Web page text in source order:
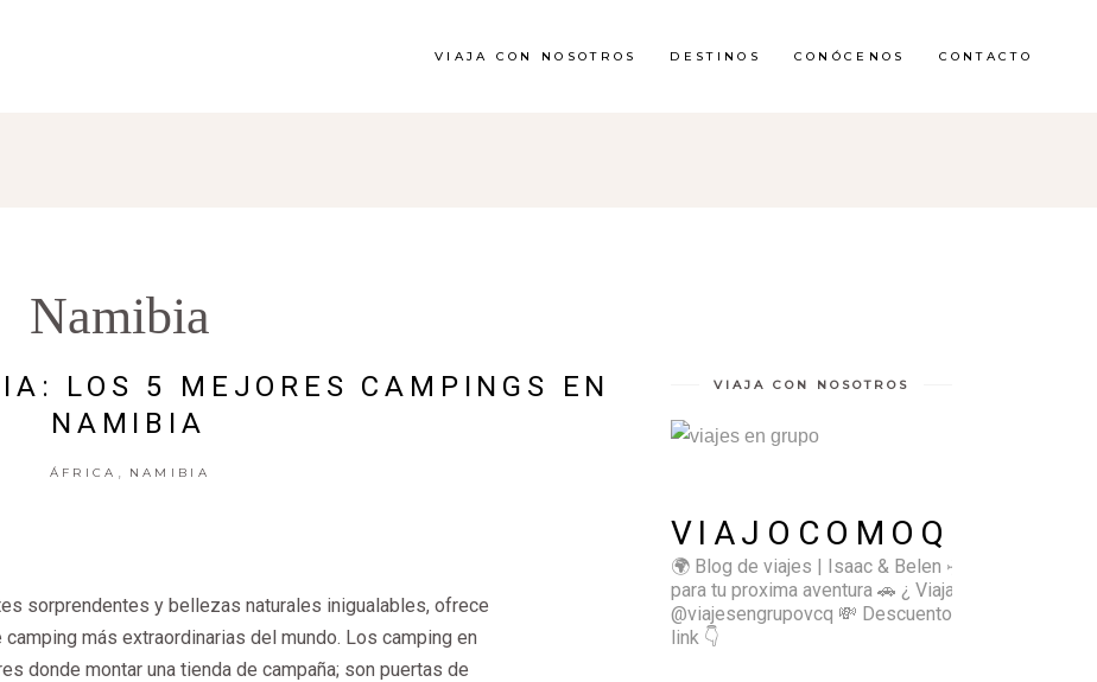
VIAJA CON NOSOTROS DESTINOS CONÓCENOS CONTACTO
Namibia
LOS 5 MEJORES CAMPINGS EN
NAMIBIA
ÁFRICA NAMIBIA
sorprendentes y bellezas naturales inigualables, ofrece
más extraordinarias del mundo. Los camping en
donde montar una tienda de campaña; son puertas de
VIAJA CON NOSOTROS
VIAJOCOMOQUIERO
🌍 Blog de viajes | Isaac & Belen ✈️ Inspírate
para tu proxima aventura 🚗 ¿ Viajas sol@? 👉🏻
@viajesengrupovcq 💸 Descuentos y tips en el
link 👇